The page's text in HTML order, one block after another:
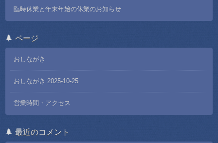
臨時休業と年末年始の休業のお知らせ
ページ
おしながき
おしながき 2025-10-25
営業時間・アクセス
最近のコメント